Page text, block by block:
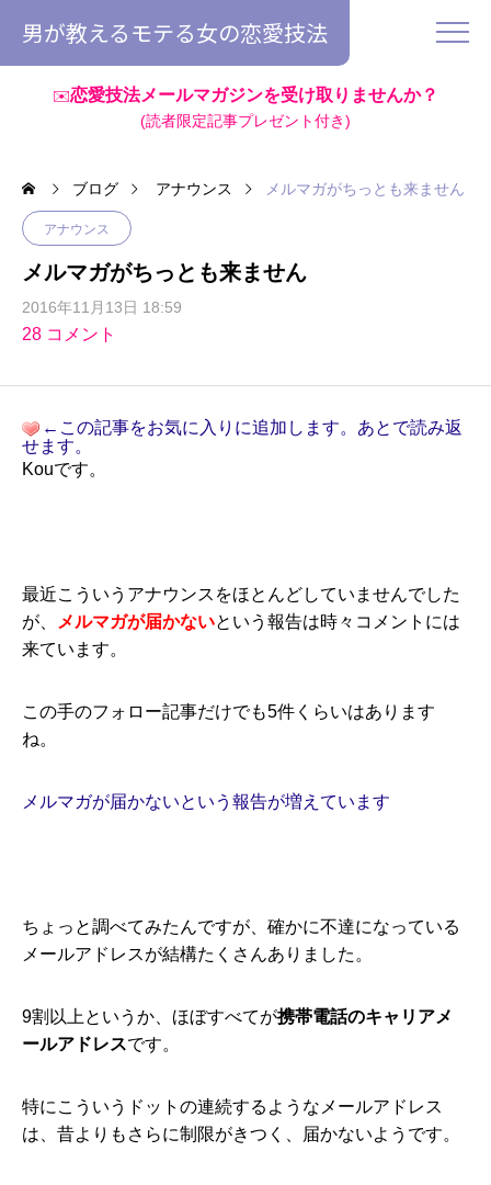
男が教えるモテる女の恋愛技法
✉️恋愛技法メールマガジンを受け取りませんか？
(読者限定記事プレゼント付き)
ブログ アナウンス メルマガがちっとも来ません
アナウンス
メルマガがちっとも来ません
2016年11月13日 18:59
28 コメント
←この記事をお気に入りに追加します。あとで読み返
せます。
Kouです。
最近こういうアナウンスをほとんどしていませんでした
が、
メルマガが届かないという報告は時々コメントには
来ています。
この手のフォロー記事だけでも5件くらいはあります
ね。
メルマガが届かないという報告が増えています
ちょっと調べてみたんですが、確かに不達になっている
メールアドレスが結構たくさんありました。
9割以上というか、ほぼすべてが携帯電話のキャリアメ
ールアドレスです。
特にこういうドットの連続するようなメールアドレス
は、昔よりもさらに制限がきつく、届かないようです。